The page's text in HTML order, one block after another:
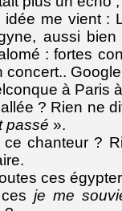
idée me vient :
aussi
: fortes
concert..
à Paris
? Rien ne
passé ».
chanteur ?
ces
je me